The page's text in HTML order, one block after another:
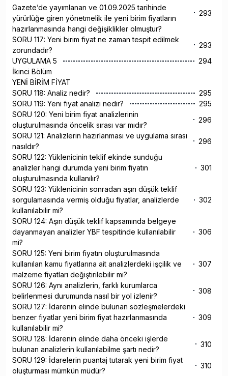
Gazete’de yayımlanan ve 01.09.2025 tarihinde
yürürlüğe giren yönetmelik ile yeni birim fiyatların
hazırlanmasında hangi değişiklikler olmuştur?
293
SORU 117: Yeni birim fiyat ne zaman tespit edilmek
zorundadır?
293
UYGULAMA 5
294
İkinci Bölüm
YENİ BİRİM FİYAT
SORU 118: Analiz nedir?
295
SORU 119: Yeni fiyat analizi nedir?
295
SORU 120: Yeni birim fiyat analizlerinin
oluşturulmasında öncelik sırası var mıdır?
296
SORU 121: Analizlerin hazırlanması ve uygulama sırası
nasıldır?
296
SORU 122: Yüklenicinin teklif ekinde sunduğu
analizler hangi durumda yeni birim fiyatın
oluşturulmasında kullanılır?
301
SORU 123: Yüklenicinin sonradan aşırı düşük teklif
sorgulamasında vermiş olduğu fiyatlar, analizlerde
kullanılabilir mi?
302
SORU 124: Aşırı düşük teklif kapsamında belgeye
dayanmayan analizler YBF tespitinde kullanılabilir
mi?
306
SORU 125: Yeni birim fiyatın oluşturulmasında
kullanılan kamu fiyatlarına ait analizlerdeki işçilik ve
malzeme fiyatları değiştirilebilir mi?
307
SORU 126: Aynı analizlerin, farklı kurumlarca
belirlenmesi durumunda nasıl bir yol izlenir?
308
SORU 127: İdarenin elinde bulunan sözleşmelerdeki
benzer fiyatlar yeni birim fiyat hazırlanmasında
kullanılabilir mi?
309
SORU 128: İdarenin elinde daha önceki işlerde
bulunan analizlerin kullanılabilme şartı nedir?
310
SORU 129: İdarelerin puantaj tutarak yeni birim fiyat
oluşturması mümkün müdür?
310